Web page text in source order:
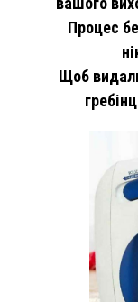
Процес
Щоб